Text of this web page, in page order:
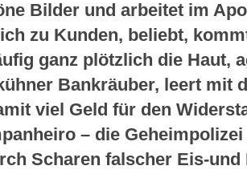
Bilder und arbeitet im
zu Kunden, beliebt,
ganz plötzlich die Haut,
Bankräuber, leert mit
viel Geld für den
– die
Scharen falscher Eis-